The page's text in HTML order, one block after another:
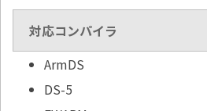
対応コンパイラ
ArmDS
DS-5